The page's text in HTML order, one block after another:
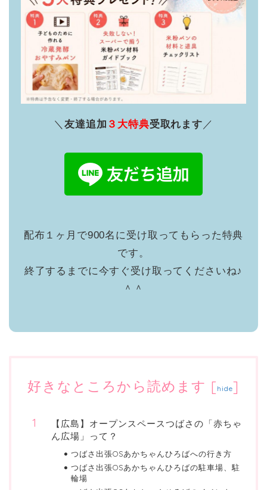
＼友達追加 ３大特典受取れます ／
配布１ヶ月で900名に受け取ってもらった特典
です。
終了するまでに今すぐ受け取ってくださいね♪
＾＾
好きなところから読めます [ hide]
【広島】オープンスペースつばさの「赤ちゃ
ん広場」って？
つばさ出張OSあかちゃんひろばへの行き方
つばさ出張OSあかちゃんひろばの駐車場、駐
輪場